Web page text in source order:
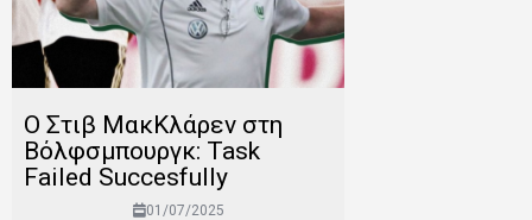
Ο Στιβ ΜακΚλάρεν στη
Βόλφσμπουργκ: Task
Failed Succesfully
01/07/2025